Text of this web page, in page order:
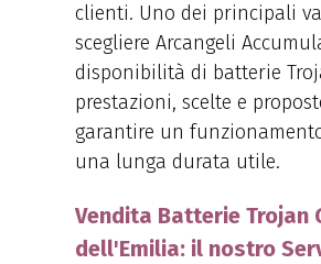
clienti. Uno dei principali
scegliere Arcangeli
disponibilità di batterie
prestazioni, scelte e
garantire un
una lunga durata utile.
Vendita Batterie Trojan
dell'Emilia: il nostro